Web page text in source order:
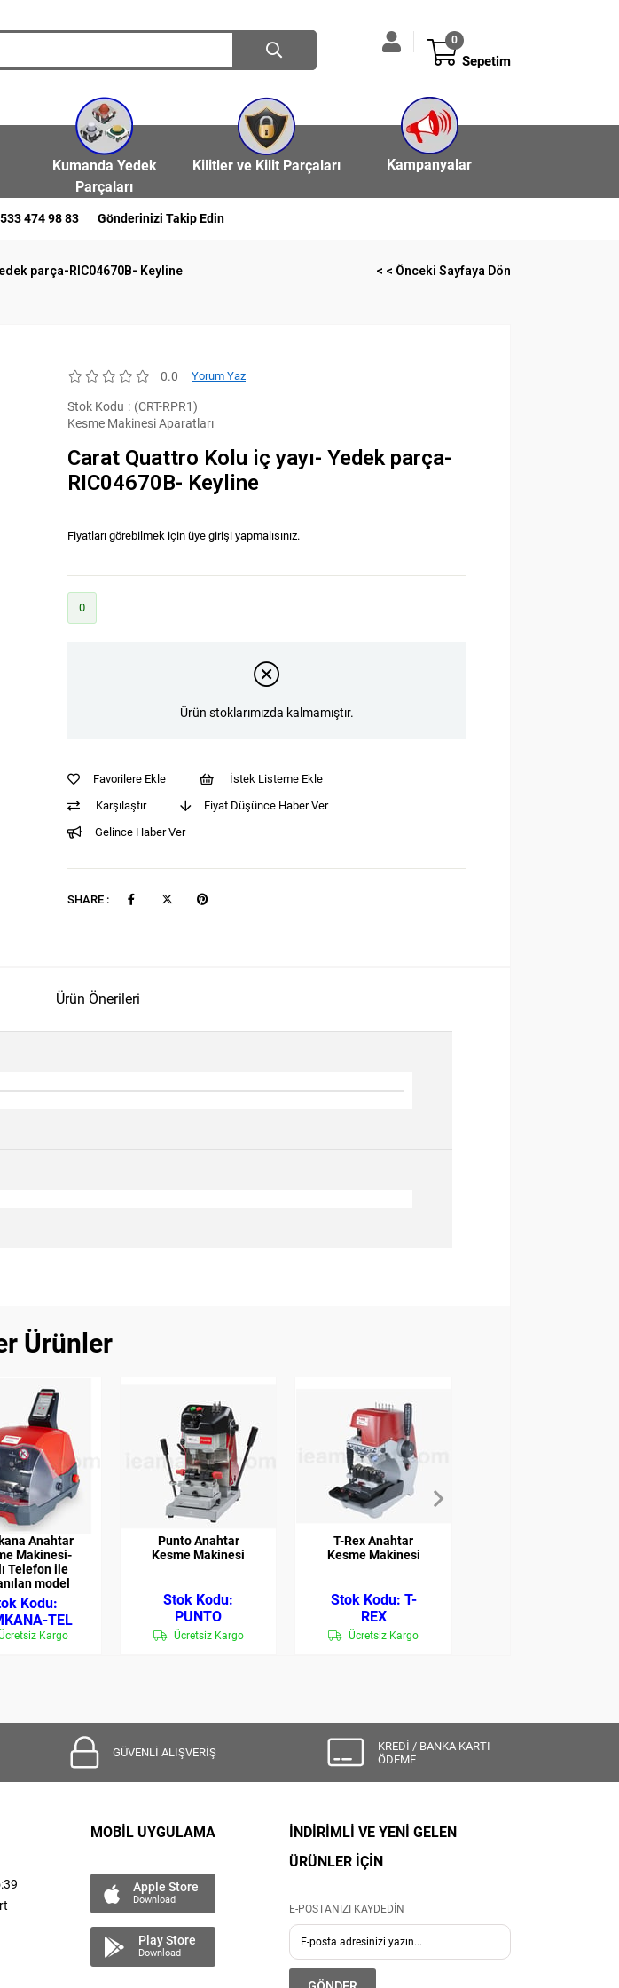
Sepetim
0
Kumanda Yedek
Parçaları
Kilitler ve Kilit Parçaları Kampanyalar
474 98 83 Gönderinizi Takip Edin
parça-RIC04670B- Keyline < < Önceki Sayfaya Dön
0.0 Yorum Yaz
Stok Kodu
(CRT-RPR1)
Kesme Makinesi Aparatları
Carat Quattro Kolu iç yayı- Yedek parça-
RIC04670B- Keyline
Fiyatları görebilmek için üye girişi yapmalısınız.
0
Ürün stoklarımızda kalmamıştır.
Favorilere Ekle
İstek Listeme Ekle
Karşılaştır
Fiyat Düşünce Haber Ver
Gelince Haber Ver
SHARE :
Ürün Önerileri
Ürünler
Anahtar
Makinesi-
Telefon ile
model
TEL
Kargo
Punto Anahtar
Kesme Makinesi
PUNTO
Ücretsiz Kargo
T-Rex Anahtar
Kesme Makinesi
T-
REX
Ücretsiz Kargo
GÜVENLİ ALIŞVERİŞ
KREDİ / BANKA KARTI
ÖDEME
MOBİL UYGULAMA
Apple Store
Download
Play Store
Download
İNDİRİMLİ VE YENİ GELEN
ÜRÜNLER İÇİN
E-POSTANIZI KAYDEDİN